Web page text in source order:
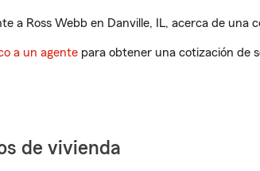
a Ross Webb en Danville, IL, acerca de una
a un agente para obtener una cotización de
de vivienda